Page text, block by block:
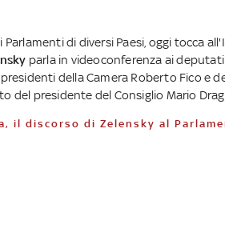
Parlamenti di diversi Paesi, oggi tocca
parla in videoconferenza ai
della Camera Roberto Fico e
del presidente del Consiglio Mario
il discorso di Zelensky al